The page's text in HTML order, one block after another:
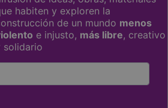
habiten y exploren la
de un mundo menos
e injusto, más libre, creativo
solidario